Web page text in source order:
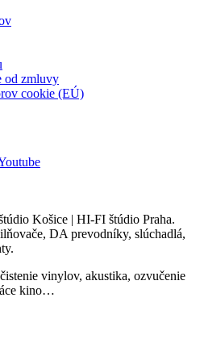
od zmluvy
cookie (EÚ)
Košice | HI-FI štúdio Praha.
DA prevodníky, slúchadlá,
vinylov, akustika, ozvučenie
kino…